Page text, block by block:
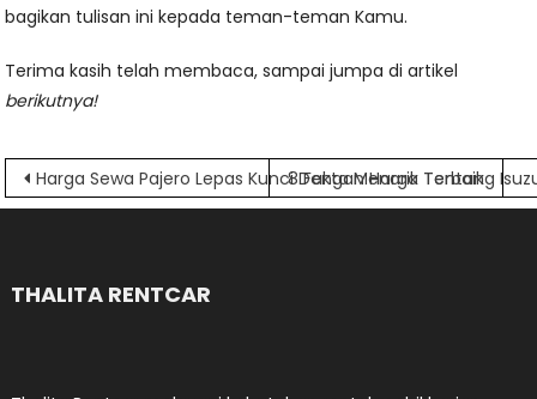
bagikan tulisan ini kepada teman-teman Kamu.
Terima kasih telah membaca, sampai jumpa di artikel
berikutnya!
Navigasi
Harga Sewa Pajero Lepas Kunci Dengan Harga Terbaik
8 Fakta Menarik Tentang
THALITA RENTCAR